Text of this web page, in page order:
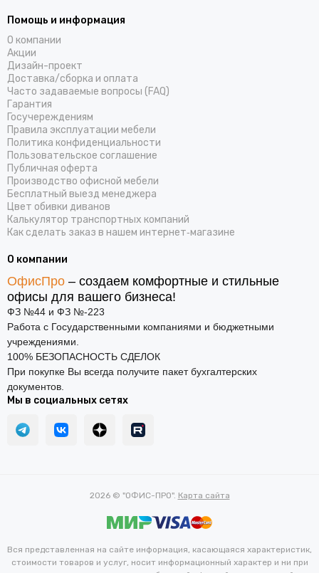
Помощь и информация
О компании
Акции
Дизайн-проект
Доставка/cборка и оплата
Часто задаваемые вопросы (FAQ)
Гарантия
Госучереждениям
Правила эксплуатации мебели
Политика конфиденциальности
Пользовательское соглашение
Публичная оферта
Производство офисной мебели
Бесплатный выезд менеджера
Цвет обивки диванов
Калькулятор транспортных компаний
Как сделать заказ в нашем интернет‑магазине
О компании
ОфисПро – создаем комфортные и стильные
офисы для вашего бизнеса!
ФЗ №44 и ФЗ №-223
Работа с Государственными компаниями и бюджетными
учреждениями.
100% БЕЗОПАСНОСТЬ СДЕЛОК
При покупке Вы всегда получите пакет бухгалтерских
документов.
Мы в социальных сетях
2026 © "ОФИС-ПРО". Карта сайта
Вся представленная на сайте информация, касающаяся характеристик,
стоимости товаров и услуг, носит информационный характер и ни при